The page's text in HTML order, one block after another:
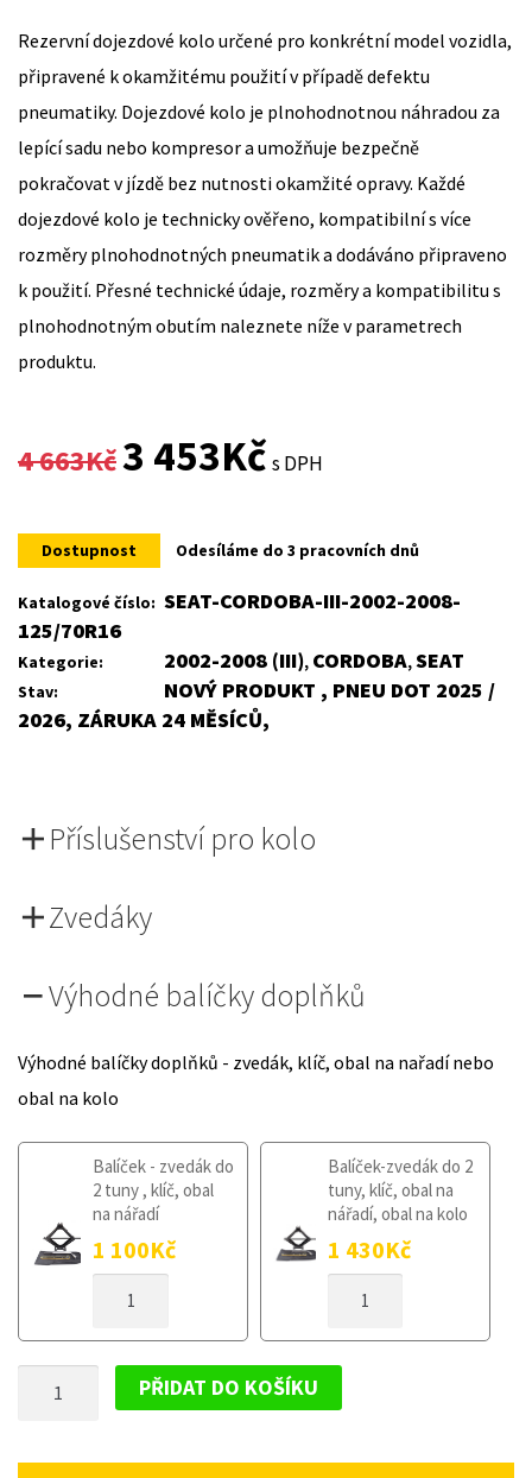
Rezervní dojezdové kolo určené pro konkrétní model vozidla,
připravené k okamžitému použití v případě defektu
pneumatiky. Dojezdové kolo je plnohodnotnou náhradou za
lepící sadu nebo kompresor a umožňuje bezpečně
pokračovat v jízdě bez nutnosti okamžité opravy. Každé
dojezdové kolo je technicky ověřeno, kompatibilní s více
rozměry plnohodnotných pneumatik a dodáváno připraveno
k použití. Přesné technické údaje, rozměry a kompatibilitu s
plnohodnotným obutím naleznete níže v parametrech
produktu.
4 663Kč
Original
was:
4
663Kč.
3 453KčCurrent
is:
3
s DPH
Dostupnost Odesíláme do 3 pracovních dnů
Katalogové číslo: SEAT-CORDOBA-III-2002-2008-
125/70R16
Kategorie: 2002-2008 (III), CORDOBA,SEAT
Stav:
NOVÝ PRODUKT , PNEU DOT 2025 /
2026, ZÁRUKA 24 MĚSÍCŮ,
Příslušenství pro kolo
Zvedáky
Výhodné balíčky doplňků
Výhodné balíčky doplňků - zvedák, klíč, obal na nařadí nebo
obal na kolo
Balíček - zvedák do
2 tuny , klíč, obal
na nářadí
1 100Kč
KOLO
2002-
Balíček-zvedák do 2
tuny, klíč, obal na
nářadí, obal na kolo
1 430Kč
KOLO
2002-
CORDOBA
PŘIDAT DO KOŠÍKU